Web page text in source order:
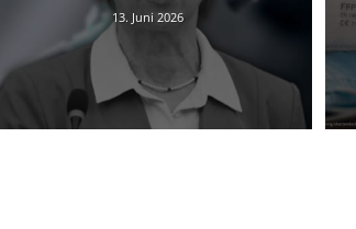
13. Juni 2026